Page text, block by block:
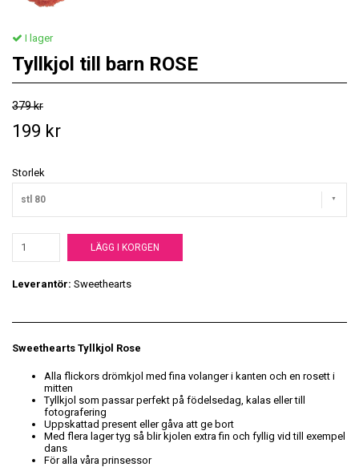
I lager
Tyllkjol till barn ROSE
379 kr
199 kr
Storlek
stl 80
LÄGG I KORGEN
Leverantör: Sweethearts
Sweethearts Tyllkjol Rose
Alla flickors drömkjol med fina volanger i kanten och en rosett i
mitten
Tyllkjol som passar perfekt på födelsedag, kalas eller till
fotografering
Uppskattad present eller gåva att ge bort
Med flera lager tyg så blir kjolen extra fin och fyllig vid till exempel
dans
För alla våra prinsessor